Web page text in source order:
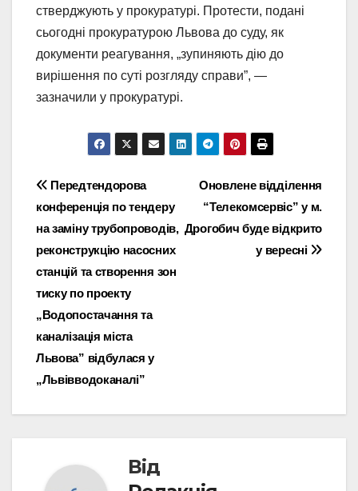
стверджують у прокуратурі. Протести, подані
сьогодні прокуратурою Львова до суду, як
документи реагування, „зупиняють дію до
вирішення по суті розгляду справи”, —
зазначили у прокуратурі.
Навігація
записів
Оновлене відділення
“Телекомсервіс” у м.
Дрогобич буде відкрито
у вересні
Передтендорова
конференція по тендеру
на заміну трубопроводів,
реконструкцію насосних
станцій та створення зон
тиску по проекту
„Водопостачання та
каналізація міста
Львова” відбулася у
„Львівводоканалі”
Від